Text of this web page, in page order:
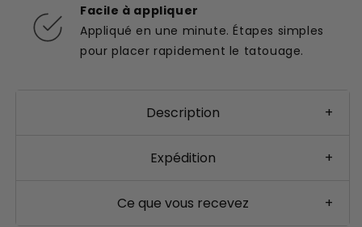
Facile à appliquer
Appliqué en une minute. Étapes simples
pour placer rapidement le tatouage.
Description +
Expédition +
Ce que vous recevez +